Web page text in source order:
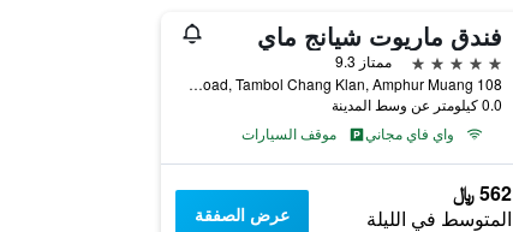
فندق ماريوت شيانج ماي
5 نجوم
ممتاز 9.3
108 Chang Klan Road, Tambol Chang Klan, Amphur Muang, شيانج ماي, تايلاند
0.0 كيلومتر عن وسط المدينة
واي فاي مجاني
موقف السيارات
562 ﷼
المتوسط في الليلة عرض الصفقة